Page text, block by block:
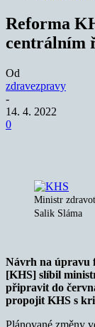
Reforma
centrálním
Od
zdravezpravy
-
14. 4. 2022
0
Ministr
Salik Sláma
Návrh na úpravu
[KHS] slíbil
připravit do
propojit KHS s
Plánované změny